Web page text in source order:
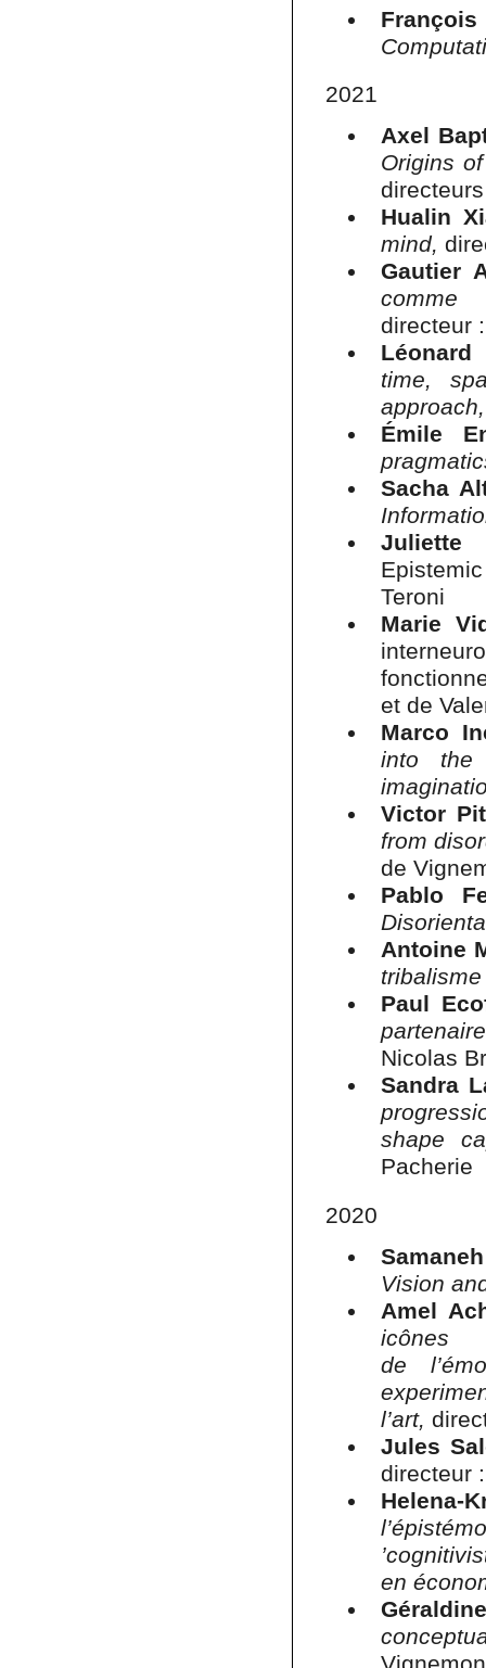
2021
Axel
Origins
Hualin
mind,
Gautier
directeur
time,
Émile
Sacha
Juliette
Teroni
Marie
et de
Marco
into the
Victor
from
de
Pablo
Antoine
Paul
Nicolas
Sandra
shape
Pacherie
2020
Vision
Amel
de
l’art,
Jules
directeur
Helena-
en